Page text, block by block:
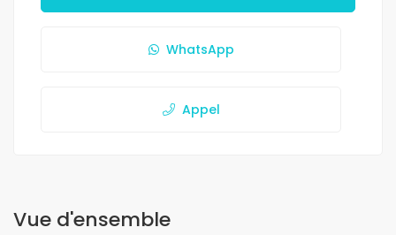
WhatsApp
Appel
Vue d'ensemble